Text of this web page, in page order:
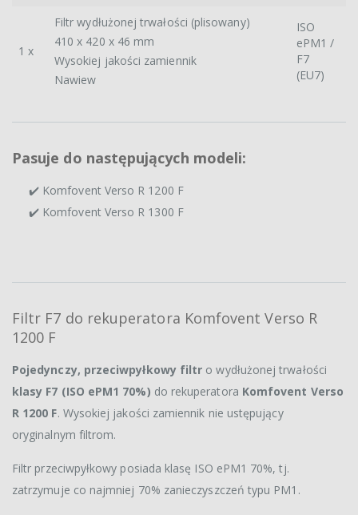
1 x
Filtr wydłużonej trwałości (plisowany)
410 x 420 x 46 mm
Wysokiej jakości zamiennik
Nawiew
ISO
ePM1 /
F7
(EU7)
Pasuje do następujących modeli:
✔️ Komfovent Verso R 1200 F
✔️ Komfovent Verso R 1300 F
Filtr F7 do rekuperatora Komfovent Verso R
1200 F
Pojedynczy, przeciwpyłkowy filtr o wydłużonej trwałości
klasy F7 (ISO ePM1 70%) do rekuperatora Komfovent Verso
R 1200 F. Wysokiej jakości zamiennik nie ustępujący
oryginalnym filtrom.
Filtr przeciwpyłkowy posiada klasę ISO ePM1 70%, tj.
zatrzymuje co najmniej 70% zanieczyszczeń typu PM1.